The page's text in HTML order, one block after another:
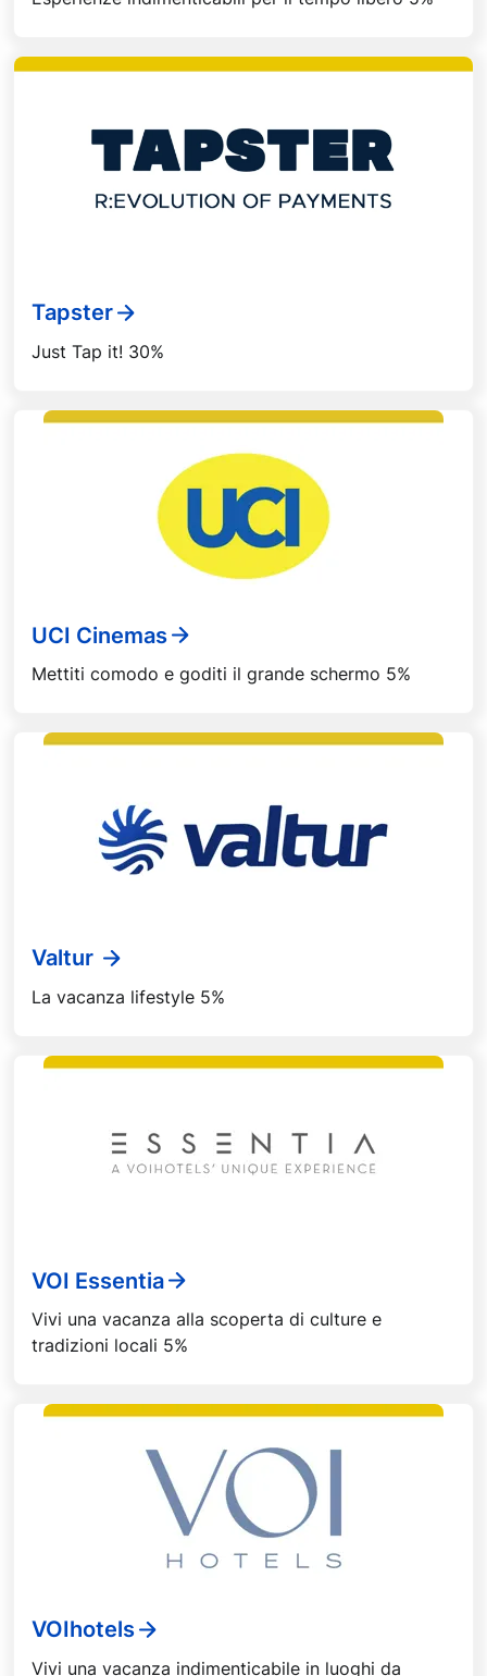
Tapster
Just Tap it! 30%
UCI Cinemas
Mettiti comodo e goditi il grande schermo 5%
Valtur
La vacanza lifestyle 5%
VOI Essentia
Vivi una vacanza alla scoperta di culture e
tradizioni locali 5%
VOIhotels
Vivi una vacanza indimenticabile in luoghi da